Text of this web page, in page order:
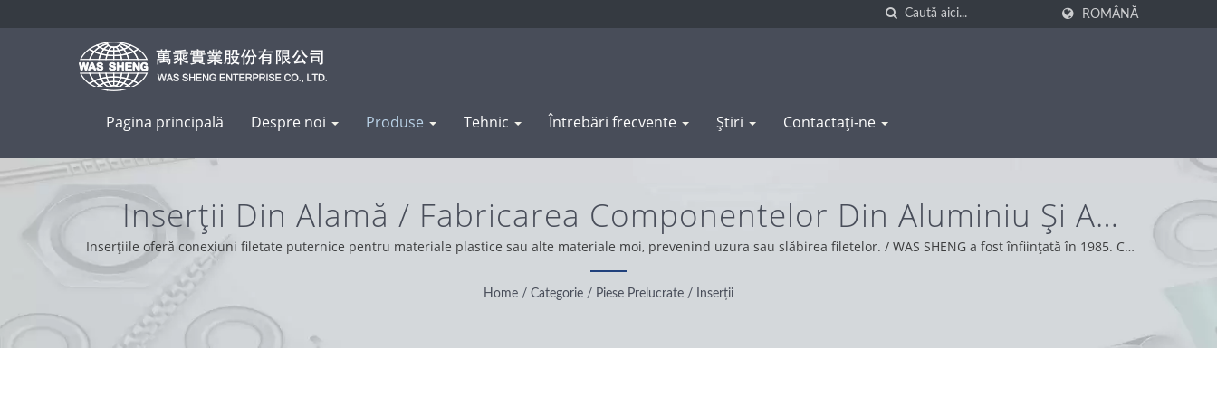
ROMÂNĂ
Pagina principală Despre noi Produse Tehnic Întrebări frecvente Știri Contactați-ne
Inserții Din Alamă / Fabricarea Componentelor Din Aluminiu Și A
Pieselor Prelucrate | WAS SHENG
Inserțiile oferă conexiuni filetate puternice pentru materiale plastice sau alte materiale moi, prevenind uzura sau slăbirea filetelor. / WAS SHENG a fost înființată în 1985. Ca
un producător complet, valoarea noastră de bază este profesionalismul, conveniența și soluționarea problemelor. Pe baza suportului nostru pentru clienți din întreaga lume,
operăm cu integritate, o atitudine pragmatică și de încredere, oferind cele mai bune servicii și produse.
Home / Categorie / Piese Prelucrate / Inserții